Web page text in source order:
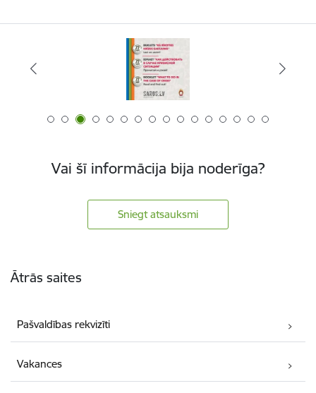
Vai šī informācija bija noderīga?
Sniegt atsauksmi
Ātrās saites
Pašvaldības rekvizīti
Vakances